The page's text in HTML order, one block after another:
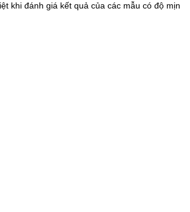
khi đánh giá kết quả của các mẫu có độ mịn